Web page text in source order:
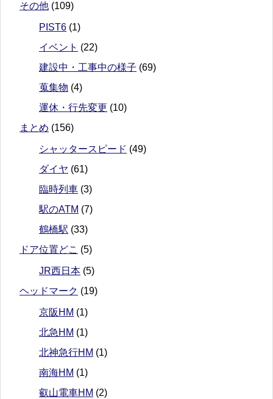
その他 (109)
PIST6 (1)
イベント (22)
建設中・工事中の様子 (69)
蒐集物 (4)
運休・行先変更 (10)
まとめ (156)
シャッタースピード (49)
ダイヤ (61)
臨時列車 (3)
駅のATM (7)
鶴橋駅 (33)
ドア位置どこ (5)
JR西日本 (5)
ヘッドマーク (19)
京阪HM (1)
北急HM (1)
北神急行HM (1)
南海HM (1)
叡山電車HM (2)